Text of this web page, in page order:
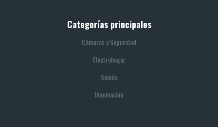
Categorías principales
Cámaras y Seguridad
Electrohogar
Sonido
Iluminación